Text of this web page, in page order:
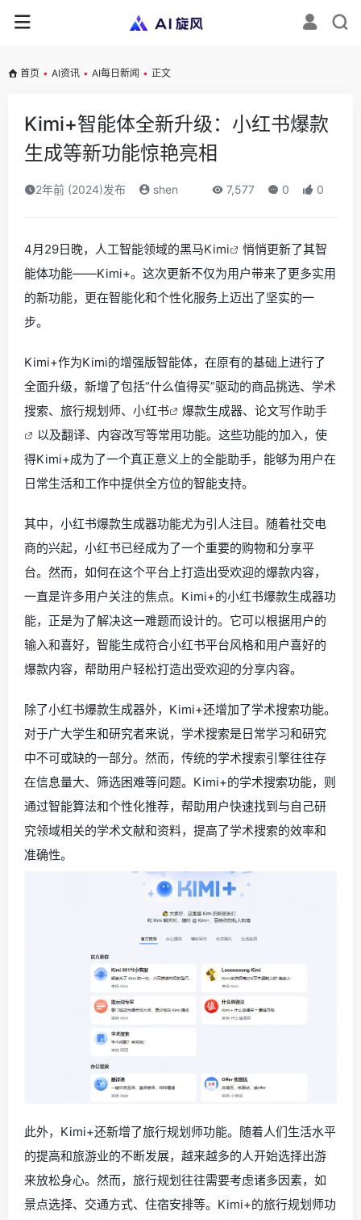
首页 • AI资讯 • AI每日新闻 • 正文
Kimi+智能体全新升级：小红书爆款
生成等新功能惊艳亮相
2年前 (2024)发布 shen 7,577 0 0
4月29日晚，人工智能领域的黑马Kimi
悄悄更新了其智
能体功能——Kimi+。这次更新不仅为用户带来了更多实用
的新功能，更在智能化和个性化服务上迈出了坚实的一
步。
Kimi+作为Kimi的增强版智能体，在原有的基础上进行了
全面升级，新增了包括“什么值得买”驱动的商品挑选、学术
搜索、旅行规划师、 小红书 爆款生成器、论文写作助手
以及翻译、内容改写等常用功能。这些功能的加入，使
得Kimi+成为了一个真正意义上的全能助手，能够为用户在
日常生活和工作中提供全方位的智能支持。
其中，小红书爆款生成器功能尤为引人注目。随着社交电
商的兴起，小红书已经成为了一个重要的购物和分享平
台。然而，如何在这个平台上打造出受欢迎的爆款内容，
一直是许多用户关注的焦点。Kimi+的小红书爆款生成器功
能，正是为了解决这一难题而设计的。它可以根据用户的
输入和喜好，智能生成符合小红书平台风格和用户喜好的
爆款内容，帮助用户轻松打造出受欢迎的分享内容。
除了小红书爆款生成器外，Kimi+还增加了学术搜索功能。
对于广大学生和研究者来说，学术搜索是日常学习和研究
中不可或缺的一部分。然而，传统的学术搜索引擎往往存
在信息量大、筛选困难等问题。Kimi+的学术搜索功能，则
通过智能算法和个性化推荐，帮助用户快速找到与自己研
究领域相关的学术文献和资料，提高了学术搜索的效率和
准确性。
此外，Kimi+还新增了旅行规划师功能。随着人们生活水平
的提高和旅游业的不断发展，越来越多的人开始选择出游
来放松身心。然而，旅行规划往往需要考虑诸多因素，如
景点选择、交通方式、住宿安排等。Kimi+的旅行规划师功